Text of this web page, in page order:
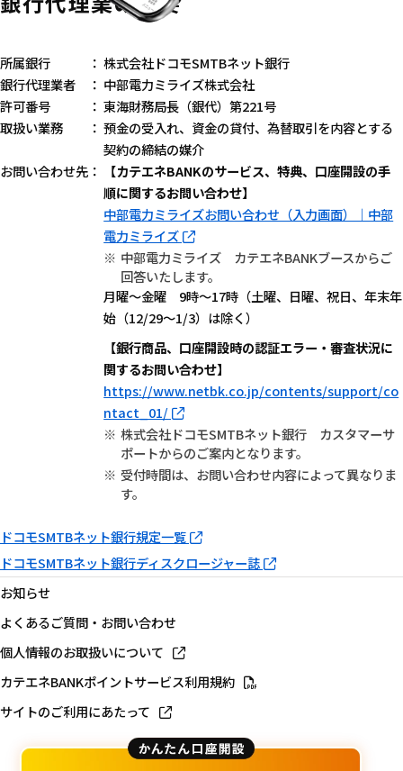
所属銀行
株式会社ドコモSMTBネット銀行
銀行代理業者
中部電力ミライズ株式会社
許可番号
東海財務局長（銀代）第221号
取扱い業務
預金の受入れ、資金の貸付、為替取引を内容とする
契約の締結の媒介
お問い合わせ先
【カテエネBANKのサービス、特典、口座開設の手
順に関するお問い合わせ】
中部電力ミライズお問い合わせ（入力画面）｜中部
電力ミライズ
中部電力ミライズ カテエネBANKブースからご
回答いたします。
月曜～金曜 9時～17時（土曜、日曜、祝日、年末年
始（12/29～1/3）は除く）
【銀行商品、口座開設時の認証エラー・審査状況に
関するお問い合わせ】
https://www.netbk.co.jp/contents/support/co
ntact_01/
株式会社ドコモSMTBネット銀行 カスタマーサ
ポートからのご案内となります。
受付時間は、お問い合わせ内容によって異なりま
す。
ドコモSMTBネット銀行規定一覧
ドコモSMTBネット銀行ディスクロージャー誌
お知らせ
よくあるご質問・お問い合わせ
個人情報のお取扱いについて
カテエネBANKポイントサービス利用規約
サイトのご利用にあたって